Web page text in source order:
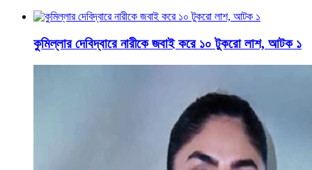
কুমিল্লার দেবিদ্বারে নারীকে জবাই করে ১০ টুকরো লাশ, আটক ১